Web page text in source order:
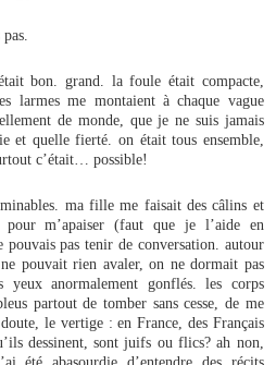
bon. grand. la foule était compacte,
larmes me montaient à chaque vague
de monde, que je ne suis jamais
et quelle fierté. on était tous ensemble,
c’était… possible!
ma fille me faisait des câlins et
pour m’apaiser (faut que je l’aide en
pas tenir de conversation. autour
pouvait rien avaler, on ne dormait pas
anormalement gonflés. les corps
partout de tomber sans cesse, de me
le vertige : en France, des Français
dessinent, sont juifs ou flics? ah non,